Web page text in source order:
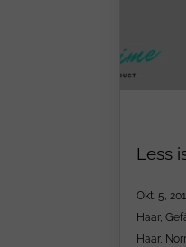
Less
Okt. 5,
Haar,
Haar,